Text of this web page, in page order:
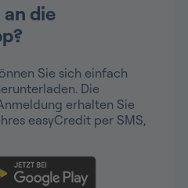
die
Sie sich einfach
Die
erhalten Sie
easyCredit per SMS,